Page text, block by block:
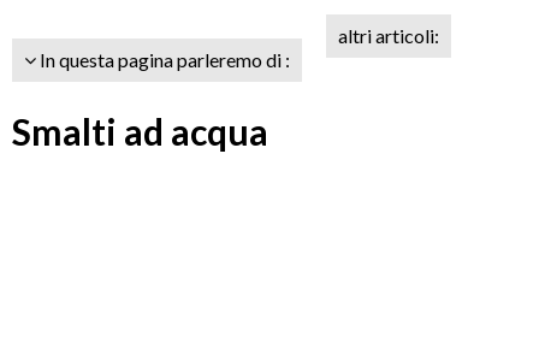
In questa pagina parleremo di :
altri articoli:
Smalti ad acqua